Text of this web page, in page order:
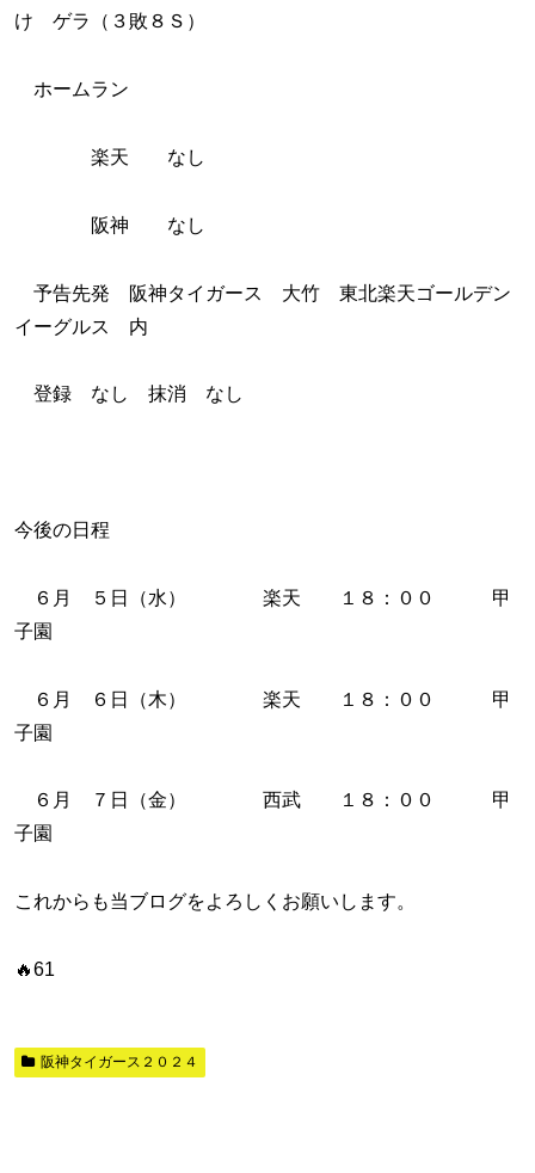
け ゲラ（３敗８Ｓ）
ホームラン
楽天 なし
阪神 なし
予告先発 阪神タイガース 大竹 東北楽天ゴールデン
イーグルス 内
登録 なし 抹消 なし
今後の日程
６月 ５日（水） 楽天 １８：００ 甲
子園
６月 ６日（木） 楽天 １８：００ 甲
子園
６月 ７日（金） 西武 １８：００ 甲
子園
これからも当ブログをよろしくお願いします。
🔥61
阪神タイガース２０２４